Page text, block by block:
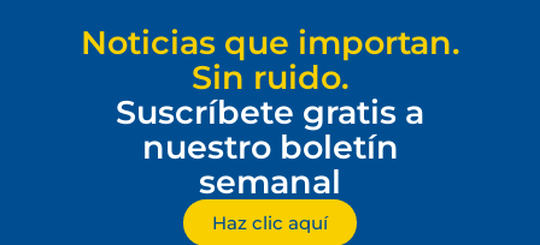
Noticias que importan.
Sin ruido.
Suscríbete gratis a
nuestro boletín
semanal
Haz clic aquí